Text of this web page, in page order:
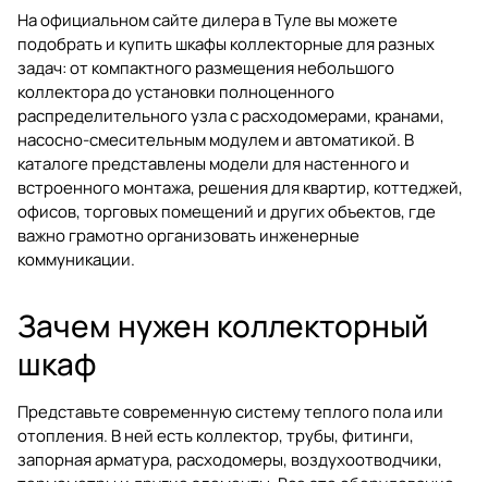
На официальном сайте дилера в Туле вы можете
подобрать и купитьшкафы коллекторныедля разных
задач: от компактного размещения небольшого
коллектора до установки полноценного
распределительного узла с расходомерами, кранами,
насосно-смесительным модулем и автоматикой. В
каталоге представлены модели для настенного и
встроенного монтажа, решения для квартир, коттеджей,
офисов, торговых помещений и других объектов, где
важно грамотно организовать инженерные
коммуникации.
Зачем нужен коллекторный
шкаф
Представьте современную систему теплого пола или
отопления. В ней есть коллектор, трубы, фитинги,
запорная арматура, расходомеры, воздухоотводчики,